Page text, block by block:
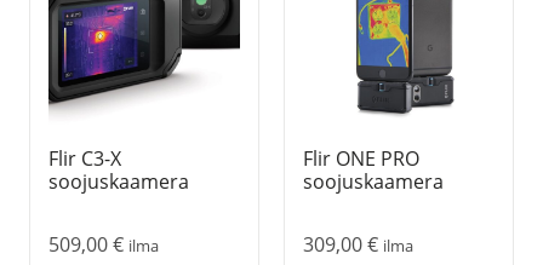
Flir C3-X
soojuskaamera
509,00€ ilma
Flir ONE PRO
soojuskaamera
309,00€ ilma